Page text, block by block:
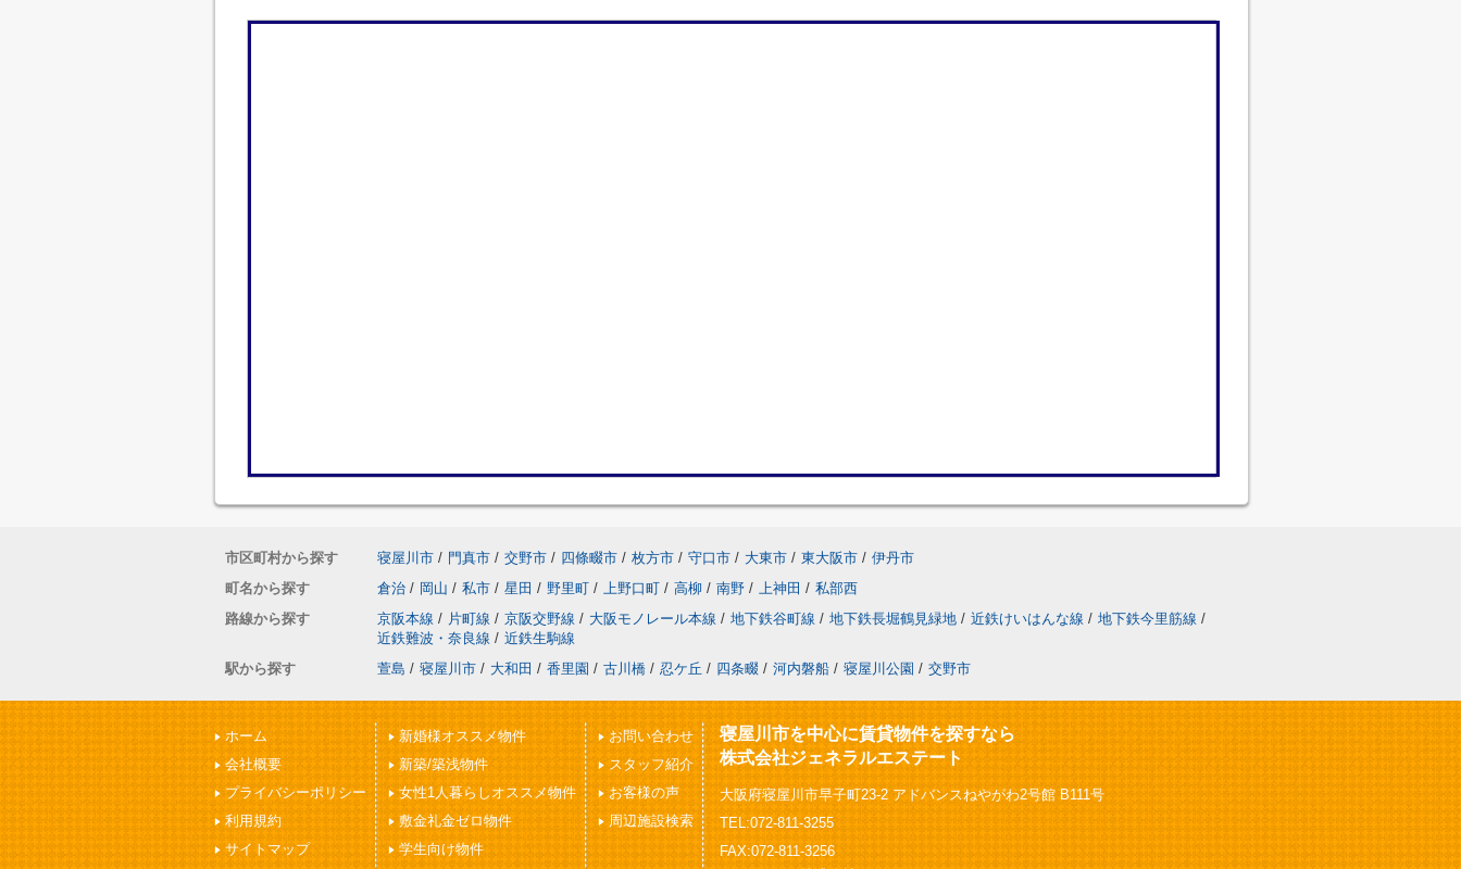
市区町村から探す 寝屋川市 / 門真市 / 交野市 / 四條畷市 / 枚方市 / 守口市 / 大東市 / 東大阪市 / 伊丹市
町名から探す
倉治 / 岡山 / 私市 / 星田 / 野里町 / 上野口町 / 高柳 / 南野 / 上神田 / 私部西
路線から探す
京阪本線 / 片町線 / 京阪交野線 / 大阪モノレール本線 / 地下鉄谷町線 / 地下鉄長堀鶴見緑地 / 近鉄けいはんな線 / 地下鉄今里筋線 /
近鉄難波・奈良線 / 近鉄生駒線
駅から探す
萱島 / 寝屋川市 / 大和田 / 香里園 / 古川橋 / 忍ケ丘 / 四条畷 / 河内磐船 / 寝屋川公園 / 交野市
ホーム
会社概要
プライバシーポリシー
利用規約
サイトマップ
新婚様オススメ物件
新築/築浅物件
女性1人暮らしオススメ物件
敷金礼金ゼロ物件
学生向け物件
お問い合わせ
スタッフ紹介
お客様の声
周辺施設検索
寝屋川市を中心に賃貸物件を探すなら
株式会社ジェネラルエステート
大阪府寝屋川市早子町23-2 アドバンスねやがわ2号館 B111号
TEL:072-811-3255
FAX:072-811-3256